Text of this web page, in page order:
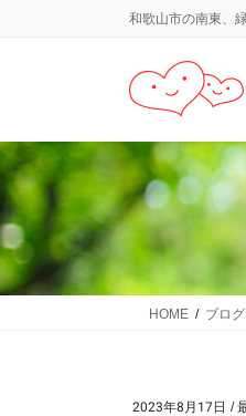
に
移
動
ョ
ン
に
移
動
和歌山市の南東、
HOME ブログ
2023年8月17日 /